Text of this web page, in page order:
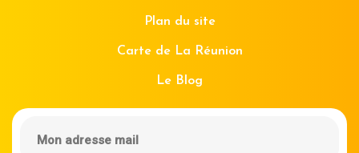
Plan du site
Carte de La Réunion
Le Blog